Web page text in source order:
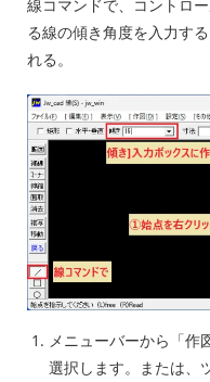
線コマンドで、コントロ
る線の傾き角度を入力す
れる。
メニューバーから「
選択します。または、